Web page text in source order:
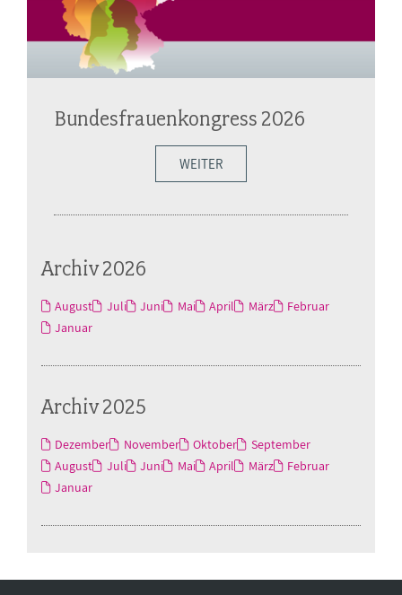
Bundesfrauenkongress 2026
WEITER
Archiv 2026
August Juli Juni Mai April März
Februar
Januar
Archiv 2025
Dezember November Oktober
September
August
Juli Juni Mai April März
Februar
Januar